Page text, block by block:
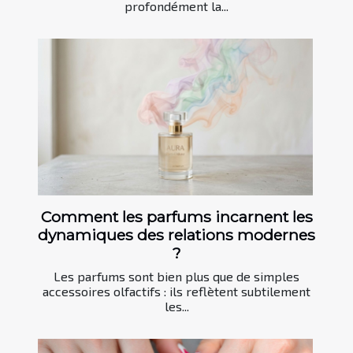
profondément la...
Comment les parfums incarnent les
dynamiques des relations modernes
?
Les parfums sont bien plus que de simples
accessoires olfactifs : ils reflètent subtilement
les...